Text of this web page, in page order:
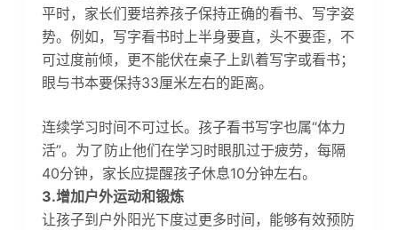
平时，家长们要培养孩子保持正确的看书、写字姿
势。例如，写字看书时上半身要直，头不要歪，不
可过度前倾，更不能伏在桌子上趴着写字或看书；
眼与书本要保持33厘米左右的距离。
连续学习时间不可过长。孩子看书写字也属“体力
活”。为了防止他们在学习时眼肌过于疲劳，每隔
40分钟，家长应提醒孩子休息10分钟左右。
3.增加户外运动和锻炼
让孩子到户外阳光下度过更多时间，能够有效预防